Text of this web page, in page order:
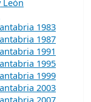
1983
1987
1991
1995
1999
2003
2007